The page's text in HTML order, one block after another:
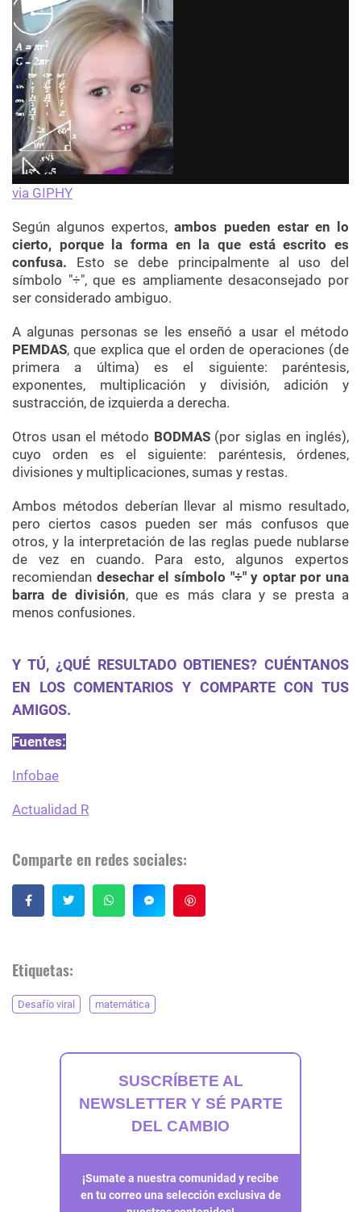
via GIPHY
Según algunos expertos,ambos pueden estar en lo
cierto, porque la forma en la que está escrito es
confusa. Esto se debe principalmente al uso del
símbolo "÷", que es ampliamente desaconsejado por
ser considerado ambiguo.
A algunas personas se les enseñó a usar el método
PEMDAS, que explica que el orden de operaciones (de
primera a última) es el siguiente: paréntesis,
exponentes, multiplicación y división, adición y
sustracción, de izquierda a derecha.
Otros usan el método BODMAS (por siglas en inglés),
cuyo orden es el siguiente: paréntesis, órdenes,
divisiones y multiplicaciones, sumas y restas.
Ambos métodos deberían llevar al mismo resultado,
pero ciertos casos pueden ser más confusos que
otros, y la interpretación de las reglas puede nublarse
de vez en cuando. Para esto, algunos expertos
recomiendan desechar el símbolo "÷" y optar por una
barra de división, que es más clara y se presta a
menos confusiones.
Y TÚ, ¿QUÉ RESULTADO OBTIENES? CUÉNTANOS
EN LOS COMENTARIOS Y COMPARTE CON TUS
AMIGOS.
Fuentes:
Infobae
Actualidad R
Comparte en redes sociales:
Etiquetas:
Desafío viral matemática
SUSCRÍBETE AL
NEWSLETTER Y SÉ PARTE
DEL CAMBIO
¡Sumate a nuestra comunidad y recibe
en tu correo una selección exclusiva de